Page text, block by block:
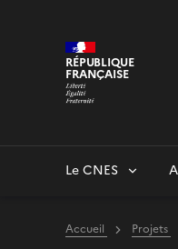
RÉPUBLIQUE
FRANÇAISE
Le CNES
Accueil Projets